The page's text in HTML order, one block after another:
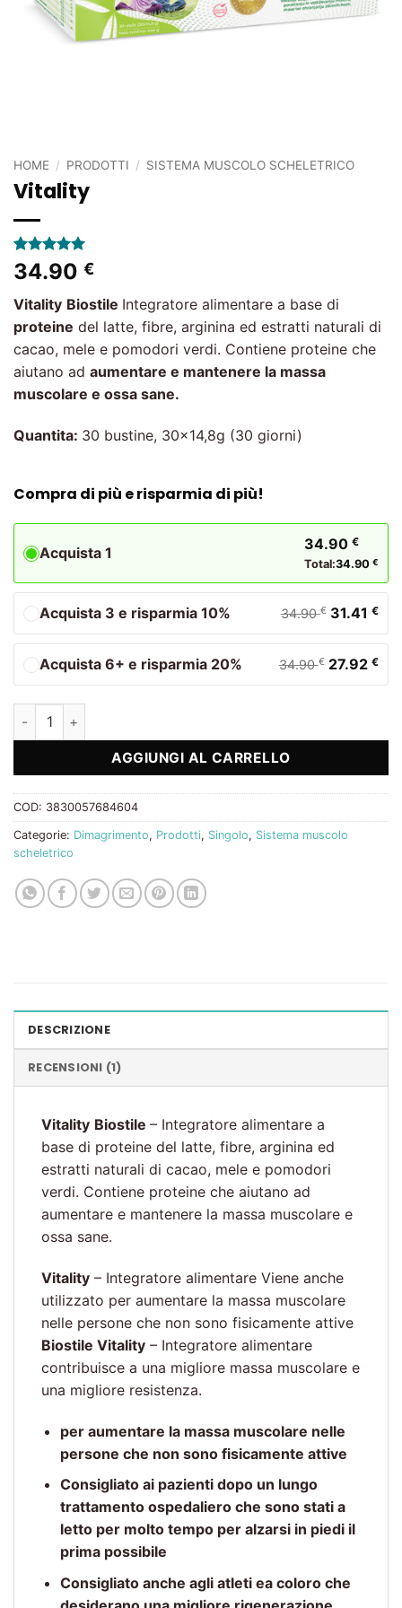
HOME / PRODOTTI / SISTEMA MUSCOLO SCHELETRICO
Vitality
Valutato5
su 5 su
1
recensioni
34.90 €
Vitality Biostile Integratore alimentare a base di
proteine ​​del latte, fibre, arginina ed estratti naturali di
cacao, mele e pomodori verdi. Contiene proteine ​​che
aiutano ad aumentare e mantenere la massa
muscolare e ossa sane.
Quantita: 30 bustine, 30×14,8g (30 giorni)
Compra di più e risparmia di più!
Acquista 1 34.90 €
Total:34.90 €
Acquista 3 e risparmia 10% 34.90€ 31.41 €
Acquista 6+ e risparmia 20% 34.90€ 27.92 €
Vitality quantità
AGGIUNGI AL CARRELLO
COD: 3830057684604
Categorie: Dimagrimento, Prodotti, Singolo, Sistema muscolo
scheletrico
DESCRIZIONE
RECENSIONI (1)
Vitality Biostile – Integratore alimentare a
base di proteine ​​del latte, fibre, arginina ed
estratti naturali di cacao, mele e pomodori
verdi. Contiene proteine ​​che aiutano ad
aumentare e mantenere la massa muscolare e
ossa sane.
Vitality – Integratore alimentare Viene anche
utilizzato per aumentare la massa muscolare
nelle persone che non sono fisicamente attive
Biostile Vitality – Integratore alimentare
contribuisce a una migliore massa muscolare e
una migliore resistenza.
per aumentare la massa muscolare nelle
persone che non sono fisicamente attive
Consigliato ai pazienti dopo un lungo
trattamento ospedaliero che sono stati a
letto per molto tempo per alzarsi in piedi il
prima possibile
Consigliato anche agli atleti ea coloro che